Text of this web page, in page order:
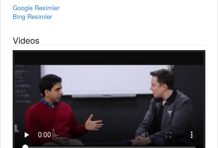
Google Resimler
Bing Resimler
Videos